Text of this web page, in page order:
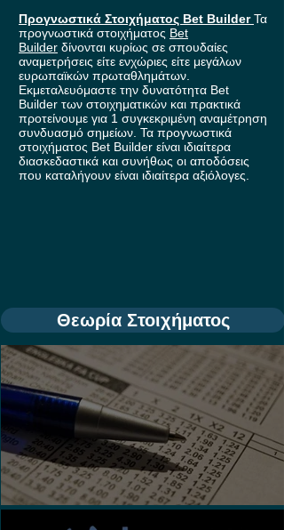
Προγνωστικά Στοιχήματος Bet BuilderΤα
προγνωστικά στοιχήματος Bet
Builder δίνονται κυρίως σε σπουδαίες
αναμετρήσεις είτε ενχώριες είτε μεγάλων
ευρωπαϊκών πρωταθλημάτων.
Εκμεταλευόμαστε την δυνατότητα Bet
Builder των στοιχηματικών και πρακτικά
προτείνουμε για 1 συγκεκριμένη αναμέτρηση
συνδυασμό σημείων. Τα προγνωστικά
στοιχήματος Bet Builder είναι ιδιαίτερα
διασκεδαστικά και συνήθως οι αποδόσεις
που καταλήγουν είναι ιδιαίτερα αξιόλογες.
Θεωρία Στοιχήματος
Τι είναι τα Ασιατικά Χάντικαπ;